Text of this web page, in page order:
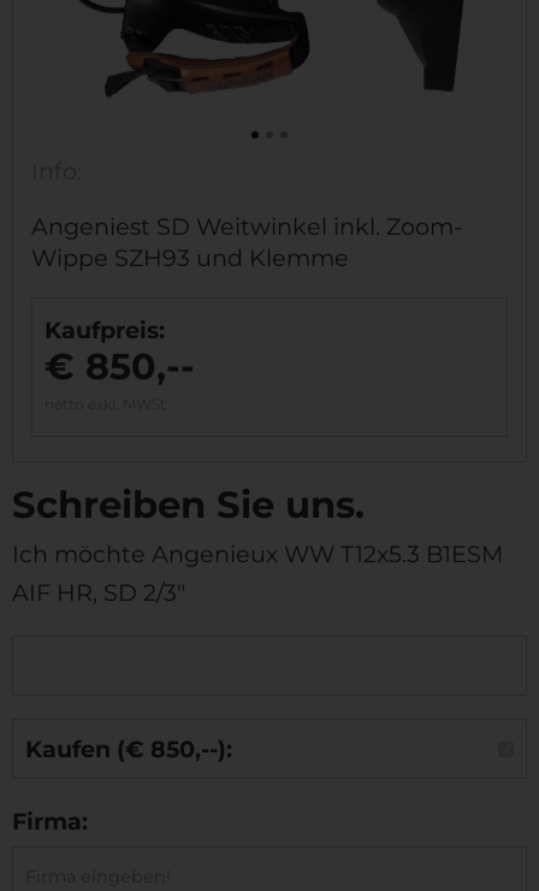
Angeniest SD Weitwinkel inkl. Zoom-
Wippe SZH93 und Klemme
Kaufpreis:
€ 850,--
Schreiben Sie uns.
Ich möchte Angenieux WW T12x5.3 B1ESM
AIF HR, SD 2/3"
Kaufen (€ 850,--):
Firma: